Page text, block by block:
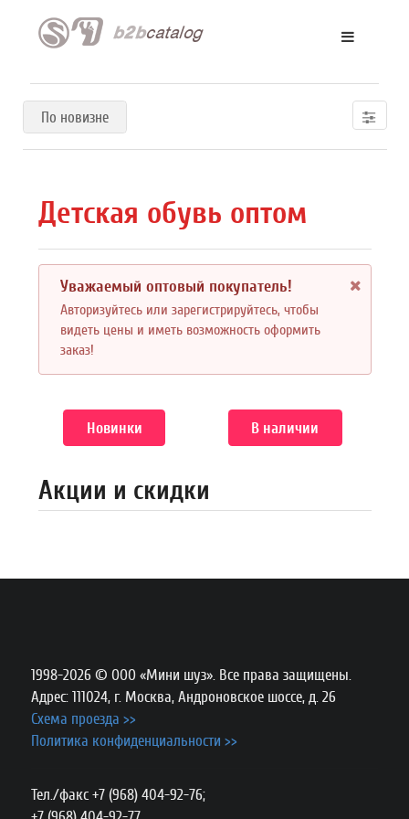
По новизне
Детская обувь оптом
Уважаемый оптовый покупатель!
Авторизуйтесь или зарегистрируйтесь, чтобы
видеть цены и иметь возможность оформить
заказ!
Новинки В наличии
Акции и скидки
1998-2026 © ООО «Мини шуз». Все права защищены.
Адрес: 111024, г. Москва, Андроновское шоссе, д. 26
Схема проезда >>
Политика конфиденциальности >>
Тел./факс +7 (968) 404-92-76;